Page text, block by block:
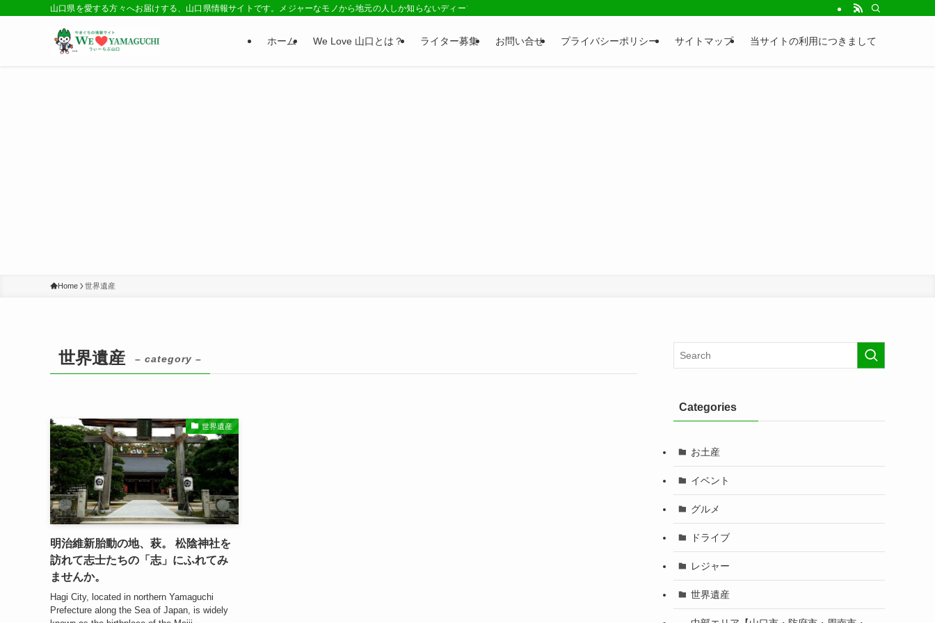
山口県を愛する方々へお届けする、山口県情報サイトです。メジャーなモノから地元の人しか知らないディープネタまで、山口県の情報が満載のサイトです！食べる・遊ぶ・観る・知るなど様々な内容の情報をお届け致します！地
ホーム We Love 山口とは？ ライター募集 お問い合せ プライバシーポリシー サイトマップ 当サイトの利用につきまして
Home 世界遺産
世界遺産 – category –
世界遺産
明治維新胎動の地、萩。 松陰神社を
訪れて志士たちの「志」にふれてみ
ませんか。
Hagi City, located in northern Yamaguchi
Prefecture along the Sea of Japan, is widely
Categories
お土産
イベント
グルメ
ドライブ
レジャー
世界遺産